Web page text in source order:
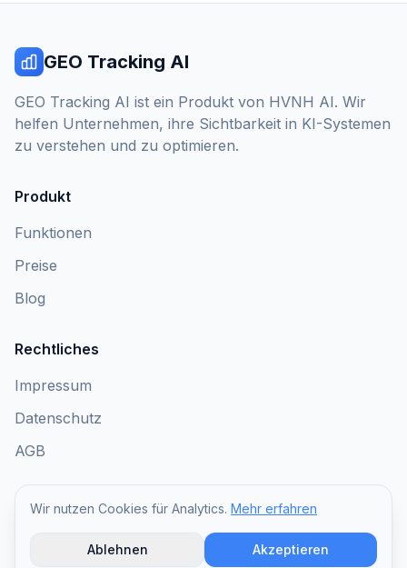
GEO Tracking AI
GEO Tracking AI ist ein Produkt von HVNH AI. Wir
helfen Unternehmen, ihre Sichtbarkeit in KI-Systemen
zu verstehen und zu optimieren.
Produkt
Funktionen
Preise
Blog
Rechtliches
Impressum
Datenschutz
AGB
© 2026 HVNH AI. Alle Rechte vorbehalten.
Wir nutzen Cookies für Analytics. Mehr erfahren
Ablehnen Akzeptieren